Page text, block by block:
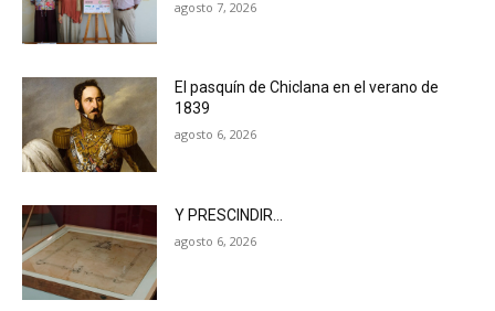
agosto 7, 2026
El pasquín de Chiclana en el verano de
1839
agosto 6, 2026
Y PRESCINDIR…
agosto 6, 2026